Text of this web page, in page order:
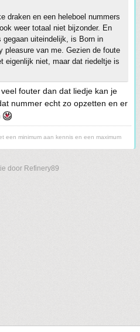
draken en een heleboel nummers
weer totaal niet bijzonder. En
gegaan uiteindelijk, is Born in
pleasure van me. Gezien de foute
eigenlijk niet, maar dat riedeltje is
fouter dan dat liedje kan je
nummer echt zo opzetten en er
een minimum aan kennis en een maximum
door Refinery89